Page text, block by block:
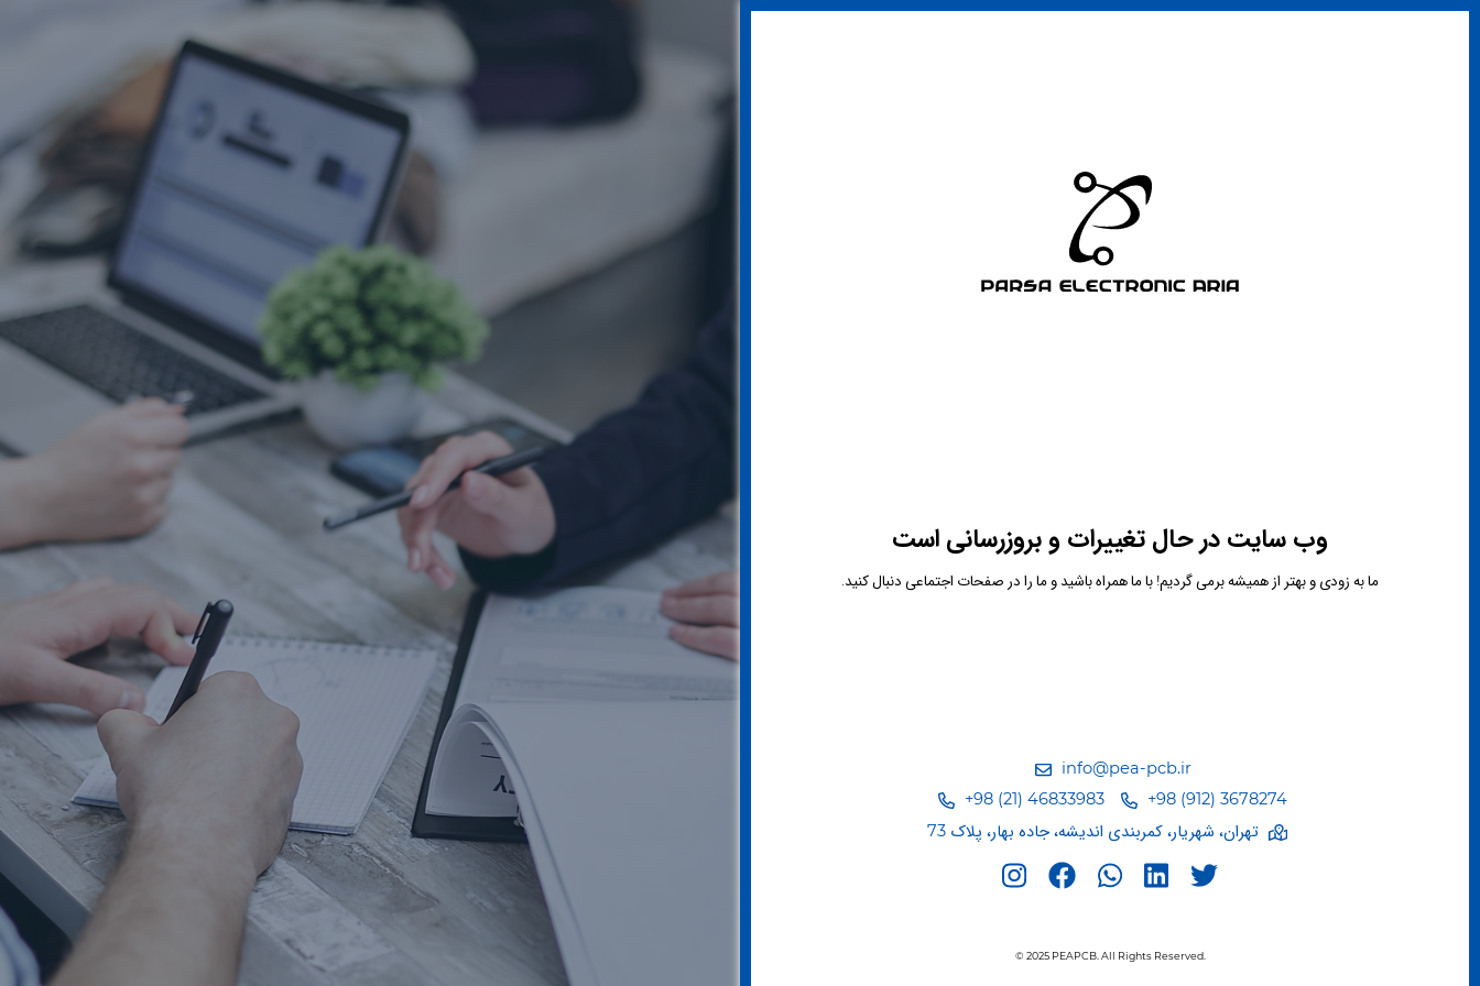
وب سایت در حال تغییرات و بروزرسانی است
ما به زودی و بهتر از همیشه برمی گردیم! با ما همراه باشید و ما را در صفحات اجتماعی دنبال کنید.
info@pea-pcb.ir
+98 (21) 46833983
+98 (912) 3678274
تهران، شهریار، کمربندی اندیشه، جاده بهار، پلاک 73
© 2025 PEAPCB. All Rights Reserved.